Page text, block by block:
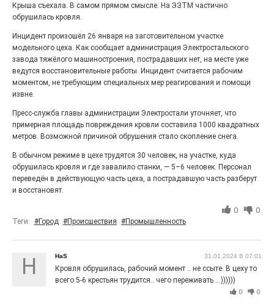
27.07.2026 0
Радость в квадрате! На этой неделе электростальцев
100 футов под килем!
0
«С ними дядька Черномор»
Крыша съехала. В самом прямом смысле. На ЭЗТМ частично
обрушилась кровля.
Инцидент произошёл 26 января на заготовительном участке
модельного цеха. Как сообщает администрация Электростальского
завода тяжёлого машиностроения, пострадавших нет, на месте уже
ведутся восстановительные работы. Инцидент считается рабочим
моментом, не требующим специальных мер реагирования и помощи
извне.
Пресс-служба главы администрации Электростали уточняет, что
примерная площадь повреждения кровли составила 1000 квадратных
метров. Возможной причиной обрушения стало скопление снега.
В обычном режиме в цехе трудятся 30 человек, на участке, куда
обрушилась кровля и где завалило станки, — 5–6 человек. Персонал
переведён в действующую часть цеха, а пострадавшую часть разберут
и восстановят.
0 0
Теги: #Город #Происшествия #Промышленность
H HaS 31.01.2024 В 07:01
Кровля обрушилась, рабочий момент .. не ссыте. В цеху то
всего 5-6 крестьян трудится.. чего переживать ...))))))
0 0